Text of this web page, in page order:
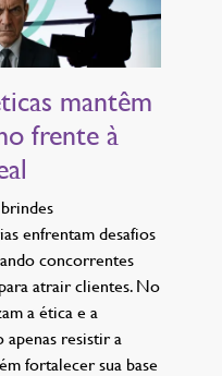
mantêm
frente à
enfrentam desafios
concorrentes
atrair clientes. No
a ética e a
apenas resistir a
fortalecer sua base